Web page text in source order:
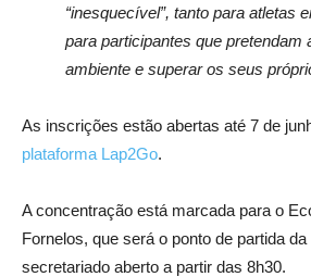
“inesquecível”, tanto para atletas
para participantes que pretendam
ambiente e superar os seus
As inscrições estão abertas até 7 de
plataforma Lap2Go.
A concentração está marcada para o
Fornelos, que será o ponto de partida
secretariado aberto a partir das 8h30.